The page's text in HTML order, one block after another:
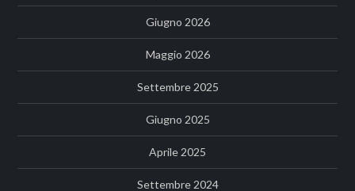
Giugno 2026
Maggio 2026
Settembre 2025
Giugno 2025
Aprile 2025
Settembre 2024